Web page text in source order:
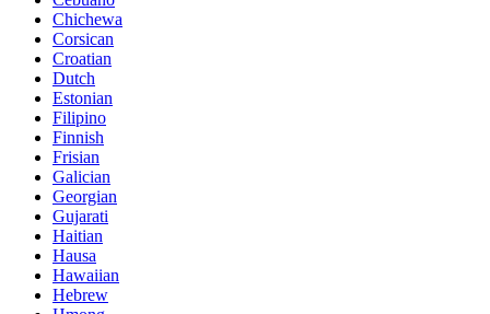
Chichewa
Corsican
Croatian
Dutch
Estonian
Filipino
Finnish
Frisian
Galician
Georgian
Gujarati
Haitian
Hausa
Hawaiian
Hebrew